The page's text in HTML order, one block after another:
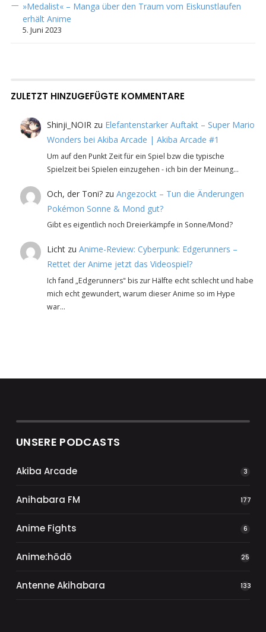
»Medalist« – Manga über den Traum vom Eiskunstlaufen
erhält Anime
5. Juni 2023
ZULETZT HINZUGEFÜGTE KOMMENTARE
Shinji_NOIR zu Elefantenstarker Auftakt – Super Mario
Wonders bei Akiba Arcade | Akiba Arcade #1
Um auf den Punkt Zeit für ein Spiel bzw die typische
Spielzeit bei Spielen einzugehen - ich bin der Meinung…
Och, der Toni? zuAngezockt – Tun die Änderungen
Pokémon Sonne & Mond gut?
Gibt es eigentlich noch Dreierkämpfe in Sonne/Mond?
Licht zuAnime-Review: Cyberpunk: Edgerunners –
Rettet der Anime jetzt das Videospiel?
Ich fand „Edgerunners" bis zur Hälfte echt schlecht und habe
mich echt gewundert, warum dieser Anime so im Hype
war…
UNSERE PODCASTS
Akiba Arcade 3
Anihabara FM 177
Anime Fights 6
Anime:hōdō 25
Antenne Akihabara 133